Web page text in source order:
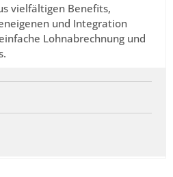
vielfältigen Benefits,
und Integration
Lohnabrechnung und